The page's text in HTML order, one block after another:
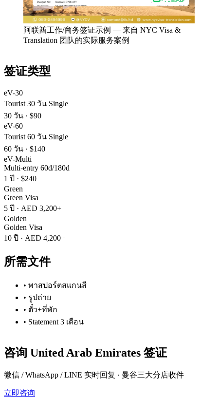
阿联酋工作/商务签证示例 — 来自 NYC Visa &
Translation 团队的实际服务案例
签证类型
eV-30
Tourist 30 วัน Single
30 วัน · $90
eV-60
Tourist 60 วัน Single
60 วัน · $140
eV-Multi
Multi-entry 60d/180d
1 ปี · $240
Green
Green Visa
5 ปี · AED 3,200+
Golden
Golden Visa
10 ปี · AED 4,200+
所需文件
• พาสปอร์ตสแกนสี
• รูปถ่าย
• ตั๋ว+ที่พัก
• Statement 3 เดือน
咨询 United Arab Emirates 签证
微信 / WhatsApp / LINE 实时回复 · 曼谷三大分店收件
立即咨询